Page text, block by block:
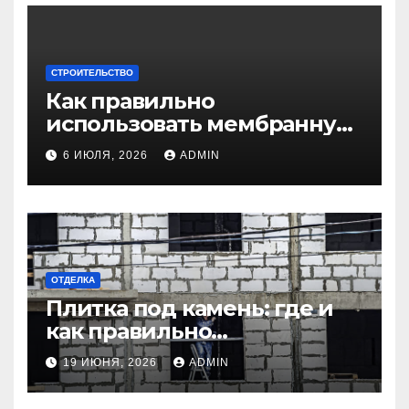
СТРОИТЕЛЬСТВО
Как правильно
использовать мембранную
плёнку для
гидроизоляции крыши
дома
6 ИЮЛЯ, 2026 ADMIN
ОТДЕЛКА
Плитка под камень: где и
как правильно
использовать в интерьере
комнаты?
19 ИЮНЯ, 2026 ADMIN